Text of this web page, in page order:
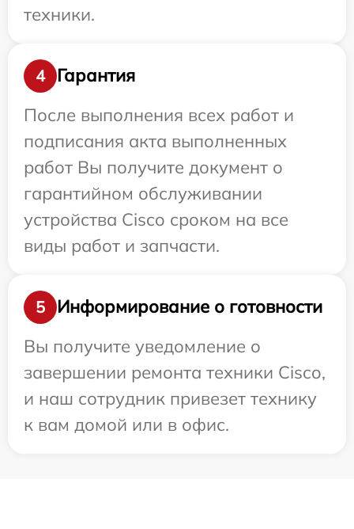
техники.
4
Гарантия
После выполнения всех работ и
подписания акта выполненных
работ Вы получите документ о
гарантийном обслуживании
устройства Cisco сроком на все
виды работ и запчасти.
5
Информирование о готовности
Вы получите уведомление о
завершении ремонта техники Cisco,
и наш сотрудник привезет технику
к вам домой или в офис.